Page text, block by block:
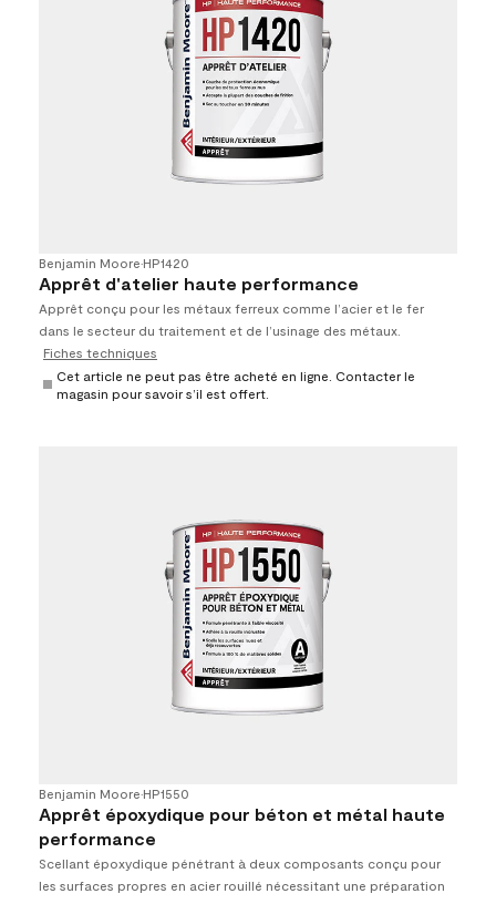
Benjamin Moore•HP1420
Apprêt d'atelier haute performance
Apprêt conçu pour les métaux ferreux comme l’acier et le fer
dans le secteur du traitement et de l’usinage des métaux.
Fiches techniques
Cet article ne peut pas être acheté en ligne. Contacter le
magasin pour savoir s’il est offert.
Benjamin Moore•HP1550
Apprêt époxydique pour béton et métal haute
performance
Scellant époxydique pénétrant à deux composants conçu pour
les surfaces propres en acier rouillé nécessitant une préparation